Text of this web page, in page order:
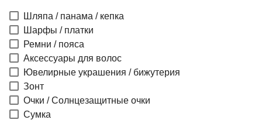
Шляпа / панама / кепка
Шарфы / платки
Ремни / пояса
Аксессуары для волос
Ювелирные украшения / бижутерия
Зонт
Очки / Солнцезащитные очки
Сумка